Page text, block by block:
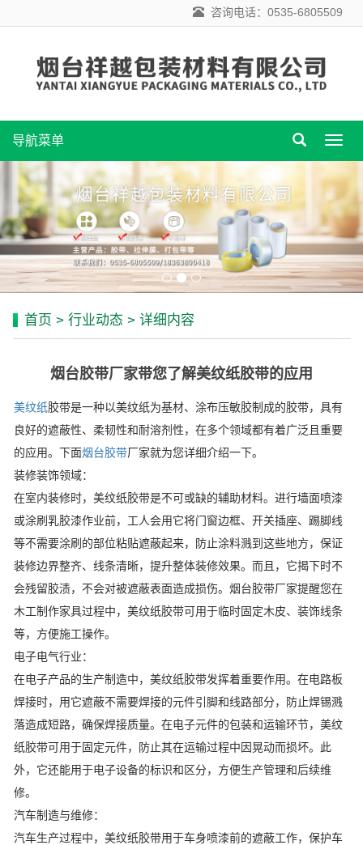
咨询电话：0535-6805509
导
菜
单
导航菜单
首页 > 行业动态 > 详细内容
烟台胶带厂家带您了解美纹纸胶带的应用
美纹纸胶带是一种以美纹纸为基材、涂布压敏胶制成的胶带，具有
良好的遮蔽性、柔韧性和耐溶剂性，在多个领域都有着广泛且重要
的应用。下面烟台胶带厂家就为您详细介绍一下。
装修装饰领域：
在室内装修时，美纹纸胶带是不可或缺的辅助材料。进行墙面喷漆
或涂刷乳胶漆作业前，工人会用它将门窗边框、开关插座、踢脚线
等不需要涂刷的部位粘贴遮蔽起来，防止涂料溅到这些地方，保证
装修边界整齐、线条清晰，提升整体装修效果。而且，它揭下时不
会残留胶渍，不会对被遮蔽表面造成损伤。烟台胶带厂家提醒您在
木工制作家具过程中，美纹纸胶带可用于临时固定木皮、装饰线条
等，方便施工操作。
电子电气行业：
在电子产品的生产制造中，美纹纸胶带发挥着重要作用。在电路板
焊接时，用它遮蔽不需要焊接的元件引脚和线路部分，防止焊锡溅
落造成短路，确保焊接质量。在电子元件的包装和运输环节，美纹
纸胶带可用于固定元件，防止其在运输过程中因晃动而损坏。此
外，它还能用于电子设备的标识和区分，方便生产管理和后续维
修。
汽车制造与维修：
汽车生产过程中，美纹纸胶带用于车身喷漆前的遮蔽工作，保护车